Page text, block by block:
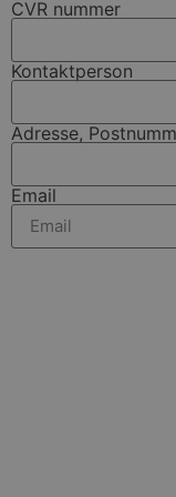
CVR nummer
Kontaktperson
Adresse,
Email